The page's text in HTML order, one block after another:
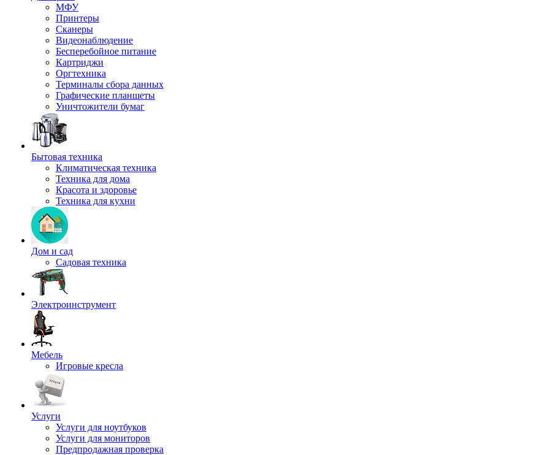
МФУ
Принтеры
Сканеры
Видеонаблюдение
Бесперебойное питание
Картриджи
Оргтехника
Терминалы сбора данных
Графические планшеты
Уничтожители бумаг
Бытовая техника
Климатическая техника
Техника для дома
Красота и здоровье
Техника для кухни
Дом и сад
Садовая техника
Электроинструмент
Мебель
Игровые кресла
Услуги
Услуги для ноутбуков
Услуги для мониторов
Предпродажная проверка